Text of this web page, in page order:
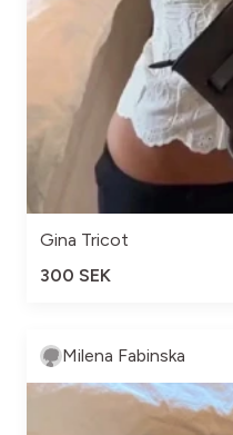
Gina Tricot
300 SEK
Milena Fabinska